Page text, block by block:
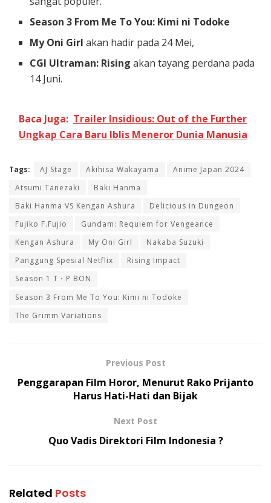
Season 3 From Me To You: Kimi ni Todoke
My Oni Girl akan hadir pada 24 Mei,
CGI Ultraman: Rising akan tayang perdana pada
14 Juni.
Baca Juga: Trailer Insidious: Out of the Further
Ungkap Cara Baru Iblis Meneror Dunia Manusia
Tags: AJ Stage Akihisa Wakayama
Anime Japan 2024
Atsumi Tanezaki
Baki Hanma
Baki Hanma VS Kengan Ashura
Delicious in Dungeon
Fujiko F.Fujio
Gundam: Requiem for Vengeance
Kengan Ashura
My Oni Girl
Nakaba Suzuki
Panggung Spesial Netflix
Rising Impact
Season 1 T・P BON
Season 3 From Me To You: Kimi ni Todoke
The Grimm Variations
Previous Post
Penggarapan Film Horor, Menurut Rako Prijanto
Harus Hati-Hati dan Bijak
Next Post
Quo Vadis Direktori Film Indonesia ?
Related Posts